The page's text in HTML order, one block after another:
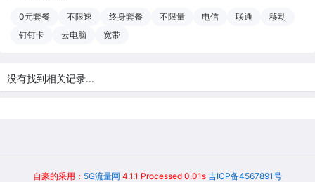
0元套餐 不限速 终身套餐 不限量 电信 联通
移动
钉钉卡
云电脑 宽带
没有找到相关记录...
自豪的采用： 5G流量网 4.1.1 Processed 0.01s 吉ICP备4567891号